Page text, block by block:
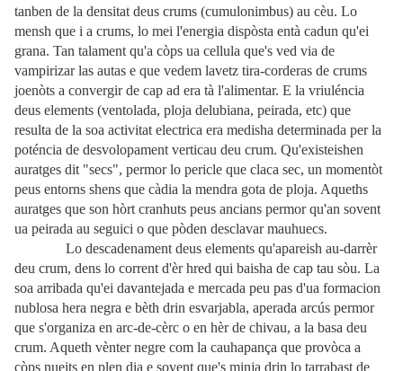
tanben de la densitat deus crums (cumulonimbus) au cèu. Lo
mensh que i a crums, lo mei l'energia dispòsta entà cadun qu'ei
grana. Tan talament qu'a còps ua cellula que's ved via de
vampirizar las autas e que vedem lavetz tira-corderas de crums
joenòts a convergir de cap ad era tà l'alimentar. E la vriuléncia
deus elements (ventolada, ploja delubiana, peirada, etc) que
resulta de la soa activitat electrica era medisha determinada per la
poténcia de desvolopament verticau deu crum. Qu'existeishen
auratges dit "secs", permor lo pericle que claca sec, un momentòt
peus entorns shens que càdia la mendra gota de ploja. Aqueths
auratges que son hòrt cranhuts peus ancians permor qu'an sovent
ua peirada au seguici o que pòden desclavar mauhuecs.
Lo descadenament deus elements qu'apareish au-darrèr
deu crum, dens lo corrent d'èr hred qui baisha de cap tau sòu. La
soa arribada qu'ei davantejada e mercada peu pas d'ua formacion
nublosa hera negra e bèth drin esvarjabla, aperada arcús permor
que s'organiza en arc-de-cèrc o en hèr de chivau, a la basa deu
crum. Aqueth vènter negre com la cauhapança que provòca a
còps nueits en plen dia e sovent que's minja drin lo tarrabast de